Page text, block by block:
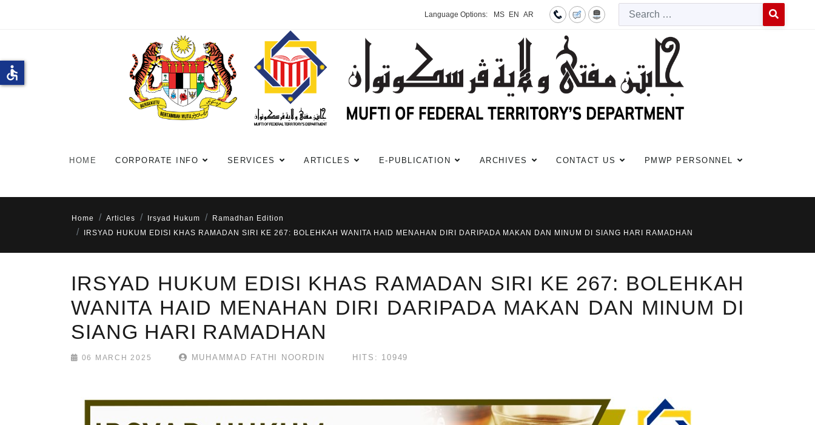
Language Options: MS EN AR
HOME CORPORATE INFO SERVICES ARTICLES E-PUBLICATION ARCHIVES CONTACT US PMWP PERSONNEL
Home Articles Irsyad Hukum
Ramadhan Edition
IRSYAD HUKUM EDISI KHAS RAMADAN SIRI KE 267: BOLEHKAH WANITA HAID MENAHAN DIRI DARIPADA MAKAN DAN MINUM DI SIANG HARI RAMADHAN
IRSYAD HUKUM EDISI KHAS RAMADAN SIRI KE 267: BOLEHKAH
WANITA HAID MENAHAN DIRI DARIPADA MAKAN DAN MINUM DI
SIANG HARI RAMADHAN
06 MARCH 2025 MUHAMMAD FATHI NOORDIN HITS: 10949
accessible